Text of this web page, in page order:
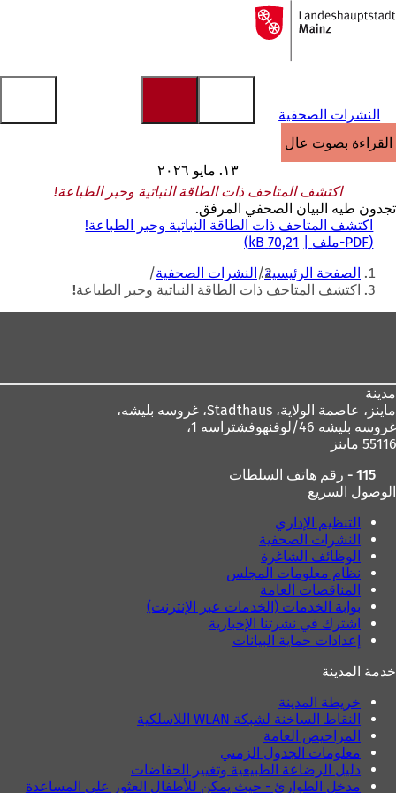
الانتقال إلى المحتوى
إلى
الصفحة
النشرات الصحفية
القراءة بصوت عالٍ
١٣. مايو ٢٠٢٦
اكتشف المتاحف ذات الطاقة النباتية وحبر الطباعة!
تجدون طيه البيان الصحفي المرفق.
اكتشف المتاحف ذات الطاقة النباتية وحبر الطباعة!
PDF-ملف 70,21 kB
أنت
هنا
الصفحة الرئيسية
النشرات الصحفية
اكتشف المتاحف ذات الطاقة النباتية وحبر الطباعة!
مدينة
ماينز، عاصمة الولاية،
غروسه بليشه 46/لوفنهوفشتراسه 1،
55116 ماينز
115 - رقم هاتف السلطات
الوصول السريع
التنظيم الإداري
النشرات الصحفية
الوظائف الشاغرة
نظام معلومات المجلس
المناقصات العامة
بوابة الخدمات (الخدمات عبر الإنترنت)
اشترك في نشرتنا الإخبارية
إعدادات حماية البيانات
خدمة المدينة
خريطة المدينة
النقاط الساخنة لشبكة WLAN اللاسلكية
المراحيض العامة
معلومات الجدول الزمني
دليل الرضاعة الطبيعية وتغيير الحفاضات
مدخل الطوارئ - حيث يمكن للأطفال العثور على المساعدة